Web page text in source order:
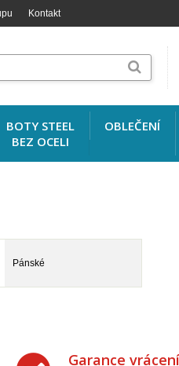
Kontakt
BOTY STEEL
BEZ OCELI
OBLEČENÍ
Pánské
Garance vrácení